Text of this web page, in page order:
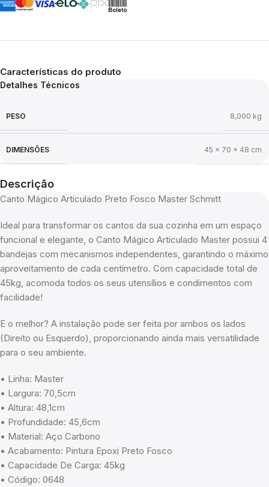
Características do produto
Detalhes Técnicos
PESO 8,000 kg
DIMENSÕES 45 × 70 × 48 cm
Descrição
Canto Mágico Articulado Preto Fosco Master Schmitt
Ideal para transformar os cantos da sua cozinha em um espaço
funcional e elegante, o Canto Mágico Articulado Master possui 4
bandejas com mecanismos independentes, garantindo o máximo
aproveitamento de cada centímetro. Com capacidade total de
45kg, acomoda todos os seus utensílios e condimentos com
facilidade!
E o melhor? A instalação pode ser feita por ambos os lados
(Direito ou Esquerdo), proporcionando ainda mais versatilidade
para o seu ambiente.
• Linha: Master
• Largura: 70,5cm
• Altura: 48,1cm
• Profundidade: 45,6cm
• Material: Aço Carbono
• Acabamento: Pintura Epoxi Preto Fosco
• Capacidade De Carga: 45kg
• Código: 0648